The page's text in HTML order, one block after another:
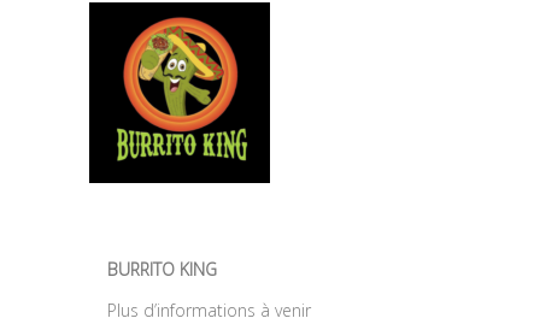
BURRITO KING
Plus d’informations à venir